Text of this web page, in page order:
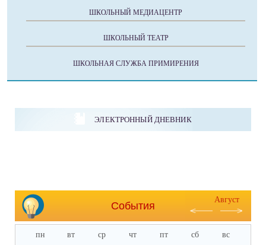
ШКОЛЬНЫЙ МЕДИАЦЕНТР
ШКОЛЬНЫЙ ТЕАТР
ШКОЛЬНАЯ СЛУЖБА ПРИМИРЕНИЯ
ЭЛЕКТРОННЫЙ ДНЕВНИК
События
Август
пн вт ср чт пт сб вс